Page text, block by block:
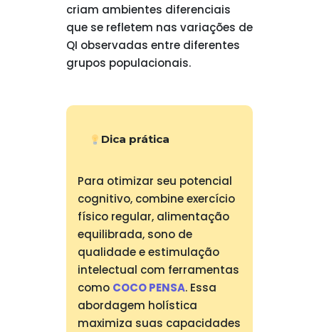
criam ambientes diferenciais
que se refletem nas variações de
QI observadas entre diferentes
grupos populacionais.
Dica prática
Para otimizar seu potencial
cognitivo, combine exercício
físico regular, alimentação
equilibrada, sono de
qualidade e estimulação
intelectual com ferramentas
como COCO PENSA. Essa
abordagem holística
maximiza suas capacidades